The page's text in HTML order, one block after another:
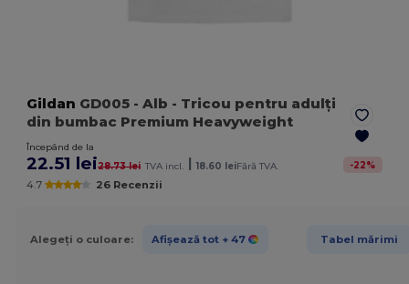
Gildan GD005 - Alb - Tricou pentru adulți
din bumbac Premium Heavyweight
Începând de la
22.51 lei28.73 lei TVA incl. | 18.60 leiFără TVA. -22%
4.7 26 Recenzii
Alegeți o culoare: Afișează tot + 47 Tabel mărimi